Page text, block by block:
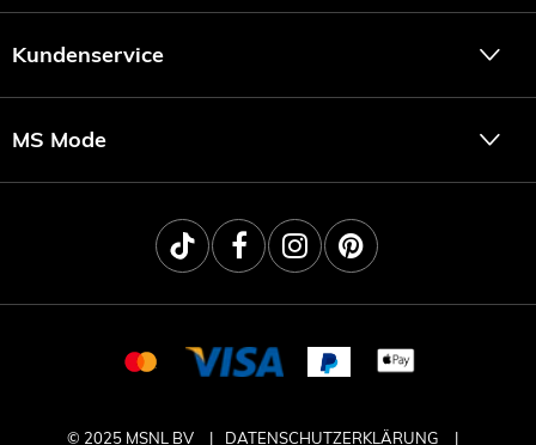
Kundenservice
MS Mode
© 2025 MSNL BV DATENSCHUTZERKLÄRUNG